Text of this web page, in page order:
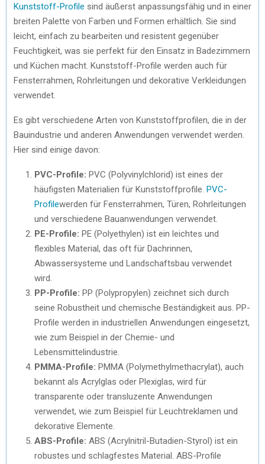
Kunststoff-Profile sind äußerst anpassungsfähig und in einer
breiten Palette von Farben und Formen erhältlich. Sie sind
leicht, einfach zu bearbeiten und resistent gegenüber
Feuchtigkeit, was sie perfekt für den Einsatz in Badezimmern
und Küchen macht. Kunststoff-Profile werden auch für
Fensterrahmen, Rohrleitungen und dekorative Verkleidungen
verwendet.
Es gibt verschiedene Arten von Kunststoffprofilen, die in der
Bauindustrie und anderen Anwendungen verwendet werden.
Hier sind einige davon:
PVC-Profile: PVC (Polyvinylchlorid) ist eines der
häufigsten Materialien für Kunststoffprofile. PVC-
Profilewerden für Fensterrahmen, Türen, Rohrleitungen
und verschiedene Bauanwendungen verwendet.
PE-Profile: PE (Polyethylen) ist ein leichtes und
flexibles Material, das oft für Dachrinnen,
Abwassersysteme und Landschaftsbau verwendet
wird.
PP-Profile: PP (Polypropylen) zeichnet sich durch
seine Robustheit und chemische Beständigkeit aus. PP-
Profile werden in industriellen Anwendungen eingesetzt,
wie zum Beispiel in der Chemie- und
Lebensmittelindustrie.
PMMA-Profile: PMMA (Polymethylmethacrylat), auch
bekannt als Acrylglas oder Plexiglas, wird für
transparente oder transluzente Anwendungen
verwendet, wie zum Beispiel für Leuchtreklamen und
dekorative Elemente.
ABS-Profile: ABS (Acrylnitril-Butadien-Styrol) ist ein
robustes und schlagfestes Material. ABS-Profile